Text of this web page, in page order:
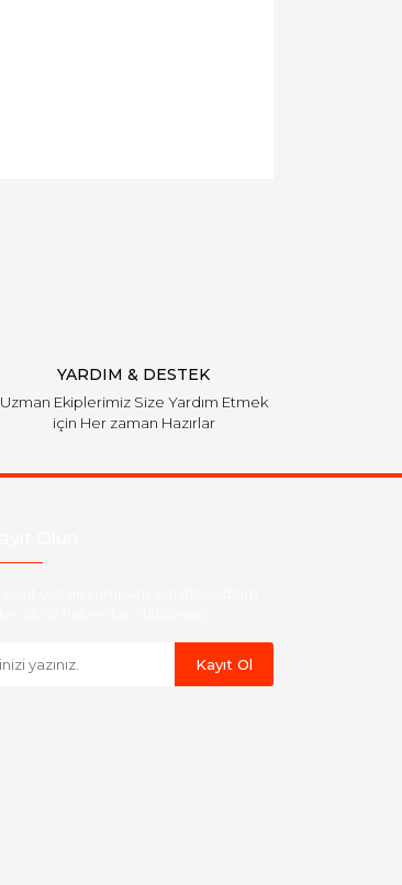
YARDIM & DESTEK
Uzman Ekiplerimiz Size Yardım Etmek
için Her zaman Hazırlar
Kayıt Ol